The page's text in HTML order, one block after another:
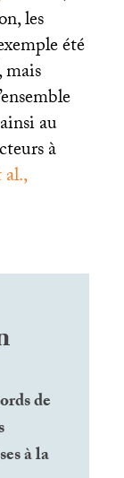
les
été
, mais
au
à
de
à la